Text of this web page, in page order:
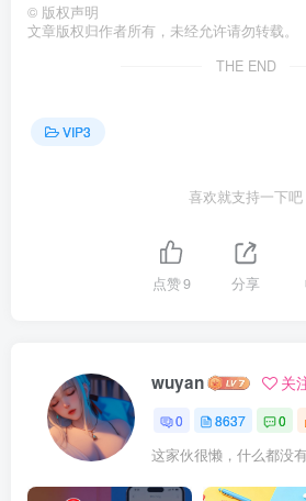
© 版权声明
文章版权归作者所有，未经允许请勿转载。
THE END
VIP3
喜欢就支持一下吧
点赞9 分享
wuyan 关
0 8637 0
这家伙很懒，什么都没